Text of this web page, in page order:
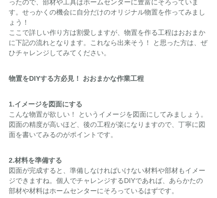
ったので、部材や工具はホームセンターに豊富にそろっていま
す。せっかくの機会に自分だけのオリジナル物置を作ってみまし
ょう！
ここで詳しい作り方は割愛しますが、物置を作る工程はおおまか
に下記の流れとなります。これなら出来そう！ と思った方は、ぜ
ひチャレンジしてみてください。
物置をDIYする方必見！ おおまかな作業工程
1.イメージを図面にする
こんな物置が欲しい！ というイメージを図面にしてみましょう。
図面の精度が高いほど、後の工程が楽になりますので、丁寧に図
面を書いてみるのがポイントです。
2.材料を準備する
図面が完成すると、準備しなければいけない材料や部材もイメー
ジできますね。個人でチャレンジするDIYであれば、あらかたの
部材や材料はホームセンターにそろっているはずです。